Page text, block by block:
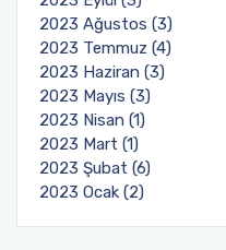
2023 Ağustos (3)
2023 Temmuz (4)
2023 Haziran (3)
2023 Mayıs (3)
2023 Nisan (1)
2023 Mart (1)
2023 Şubat (6)
2023 Ocak (2)